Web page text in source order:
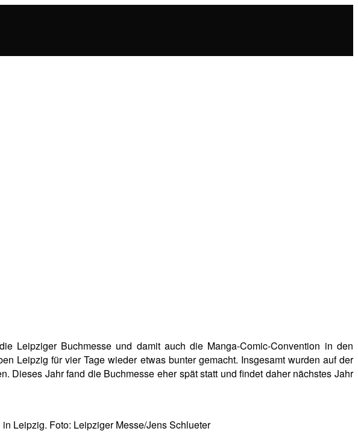
Leipziger Buchmesse und damit auch die Manga-Comic-Convention in den
Leipzig für vier Tage wieder etwas bunter gemacht. Insgesamt wurden auf der
Dieses Jahr fand die Buchmesse eher spät statt und findet daher nächstes Jahr
Leipzig. Foto: Leipziger Messe/Jens Schlueter